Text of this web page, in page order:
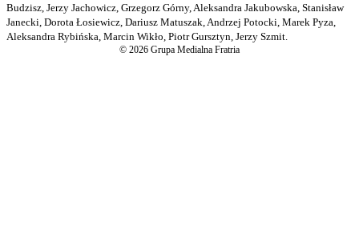
Budzisz, Jerzy Jachowicz, Grzegorz Górny, Aleksandra Jakubowska, Stanisław
Janecki, Dorota Łosiewicz, Dariusz Matuszak, Andrzej Potocki, Marek Pyza,
Aleksandra Rybińska, Marcin Wikło, Piotr Gursztyn, Jerzy Szmit.
© 2026 Grupa Medialna Fratria